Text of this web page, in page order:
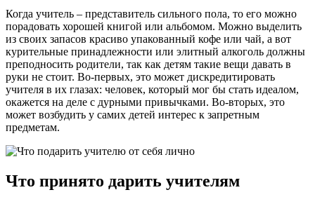
Когда учитель – представитель сильного пола, то его можно
порадовать хорошей книгой или альбомом. Можно выделить
из своих запасов красиво упакованный кофе или чай, а вот
курительные принадлежности или элитный алкоголь должны
преподносить родители, так как детям такие вещи давать в
руки не стоит. Во-первых, это может дискредитировать
учителя в их глазах: человек, который мог бы стать идеалом,
окажется на деле с дурными привычками. Во-вторых, это
может возбудить у самих детей интерес к запретным
предметам.
Что принято дарить учителям